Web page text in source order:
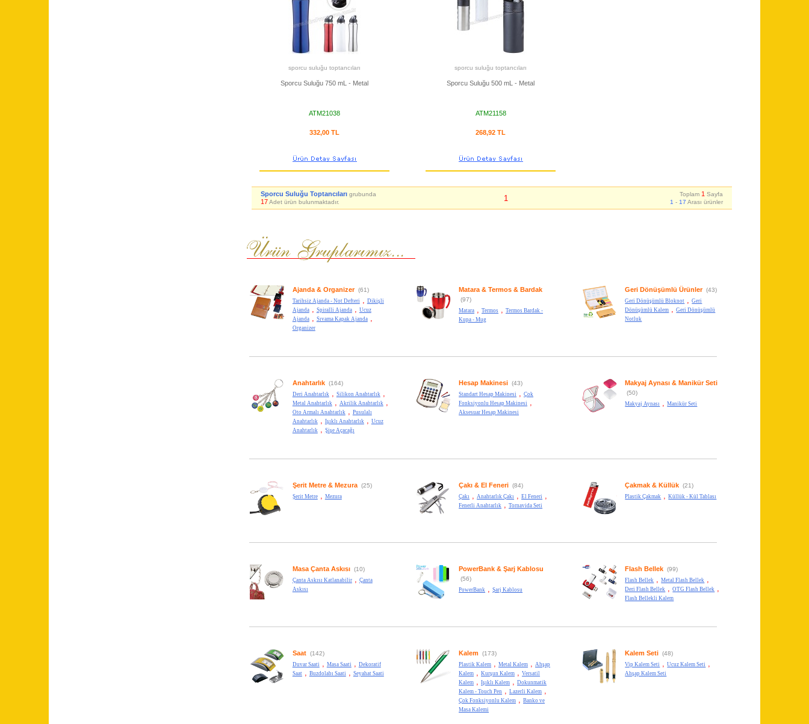
sporcu suluğu toptancıları
Sporcu Suluğu 750 mL - Metal
ATM21038
332,00 TL
sporcu suluğu toptancıları
Sporcu Suluğu 500 mL - Metal
ATM21158
268,92 TL
Sporcu Suluğu Toptancılarıgrubunda
17Adet ürün bulunmaktadır. 1 Toplam 1 Sayfa
1 - 17 Arası ürünler
Ajanda & Organizer(61)
Tarihsiz Ajanda - Not Defteri
Dikişli
Ajanda, Spiralli Ajanda,
Ucuz
Ajanda, Sıvama Kapak Ajanda,
Organizer
Matara & Termos & Bardak
(97)
Matara ,Termos ,Termos Bardak -
Kupa - Mug
Geri Dönüşümlü Ürünler(43)
Geri Dönüşümlü Bloknot ,Geri
Dönüşümlü Kalem
,Geri Dönüşümlü
Notluk
Anahtarlık(164)
Deri Anahtarlık Silikon Anahtarlık
Metal Anahtarlık Akrilik Anahtarlık
Oto Armalı Anahtarlık
Pusulalı
Anahtarlık
Işıklı Anahtarlık
Ucuz
Anahtarlık
Şişe Açacağı
Hesap Makinesi (43)
Standart Hesap Makinesi ,Çok
Fonksiyonlu Hesap Makinesi
Aksesuar Hesap Makinesi
Makyaj Aynası & Manikür Seti
(50)
Makyaj Aynası ,Manikür Seti
Şerit Metre & Mezura(25)
Şerit Metre, Mezura
Çakı & El Feneri (84)
Çakı Anahtarlık Çakı ,El Feneri
Fenerli Anahtarlık ,Tornavida Seti
Çakmak & Küllük (21)
Plastik Çakmak ,Küllük - Kül Tablası
Masa Çanta Askısı(10)
Çanta Askısı Katlanabilir, Çanta
Askısı
PowerBank & Şarj Kablosu
(56)
PowerBank ,Şarj Kablosu
Flash Bellek (99)
Flash Bellek ,Metal Flash Bellek ,
Deri Flash Bellek ,OTG Flash Bellek ,
Flash Bellekli Kalem
Saat(142)
Duvar Saati, Masa Saati, Dekoratif
Saat, Buzdolabı Saati, Seyahat Saati
Kalem (173)
Plastik Kalem ,Metal Kalem ,Ahşap
Kalem ,Kurşun Kalem ,Versatil
Kalem ,Işıklı Kalem ,Dokunmatik
Kalem - Touch Pen ,Lazerli Kalem ,
Çok Fonksiyonlu Kalem ,Banko ve
Masa Kalemi
Kalem Seti (48)
Vip Kalem Seti ,Ucuz Kalem Seti ,
Ahşap Kalem Seti